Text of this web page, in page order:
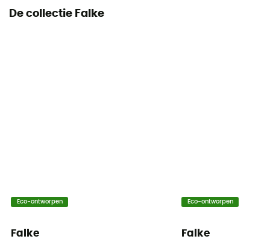
De collectie Falke
Eco-ontworpen
Falke
Eco-ontworpen
Falke